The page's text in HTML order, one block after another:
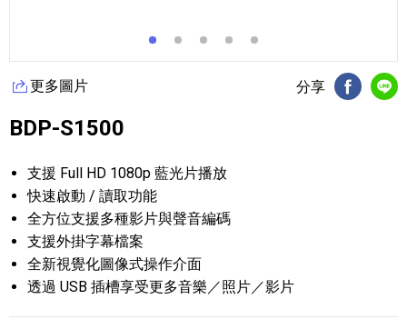
更多圖片 分享
FB分享
BDP-S1500
支援 Full HD 1080p 藍光片播放
快速啟動 / 讀取功能
全方位支援多種影片與聲音編碼
支援外掛字幕檔案
全新視覺化圖像式操作介面
透過 USB 插槽享受更多音樂／照片／影片